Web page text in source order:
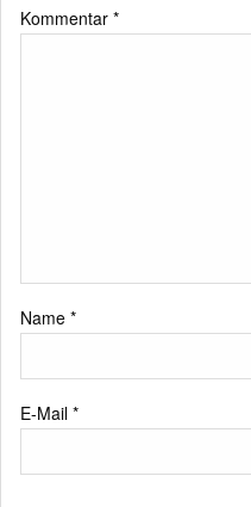
Kommentar *
Name *
E-Mail *